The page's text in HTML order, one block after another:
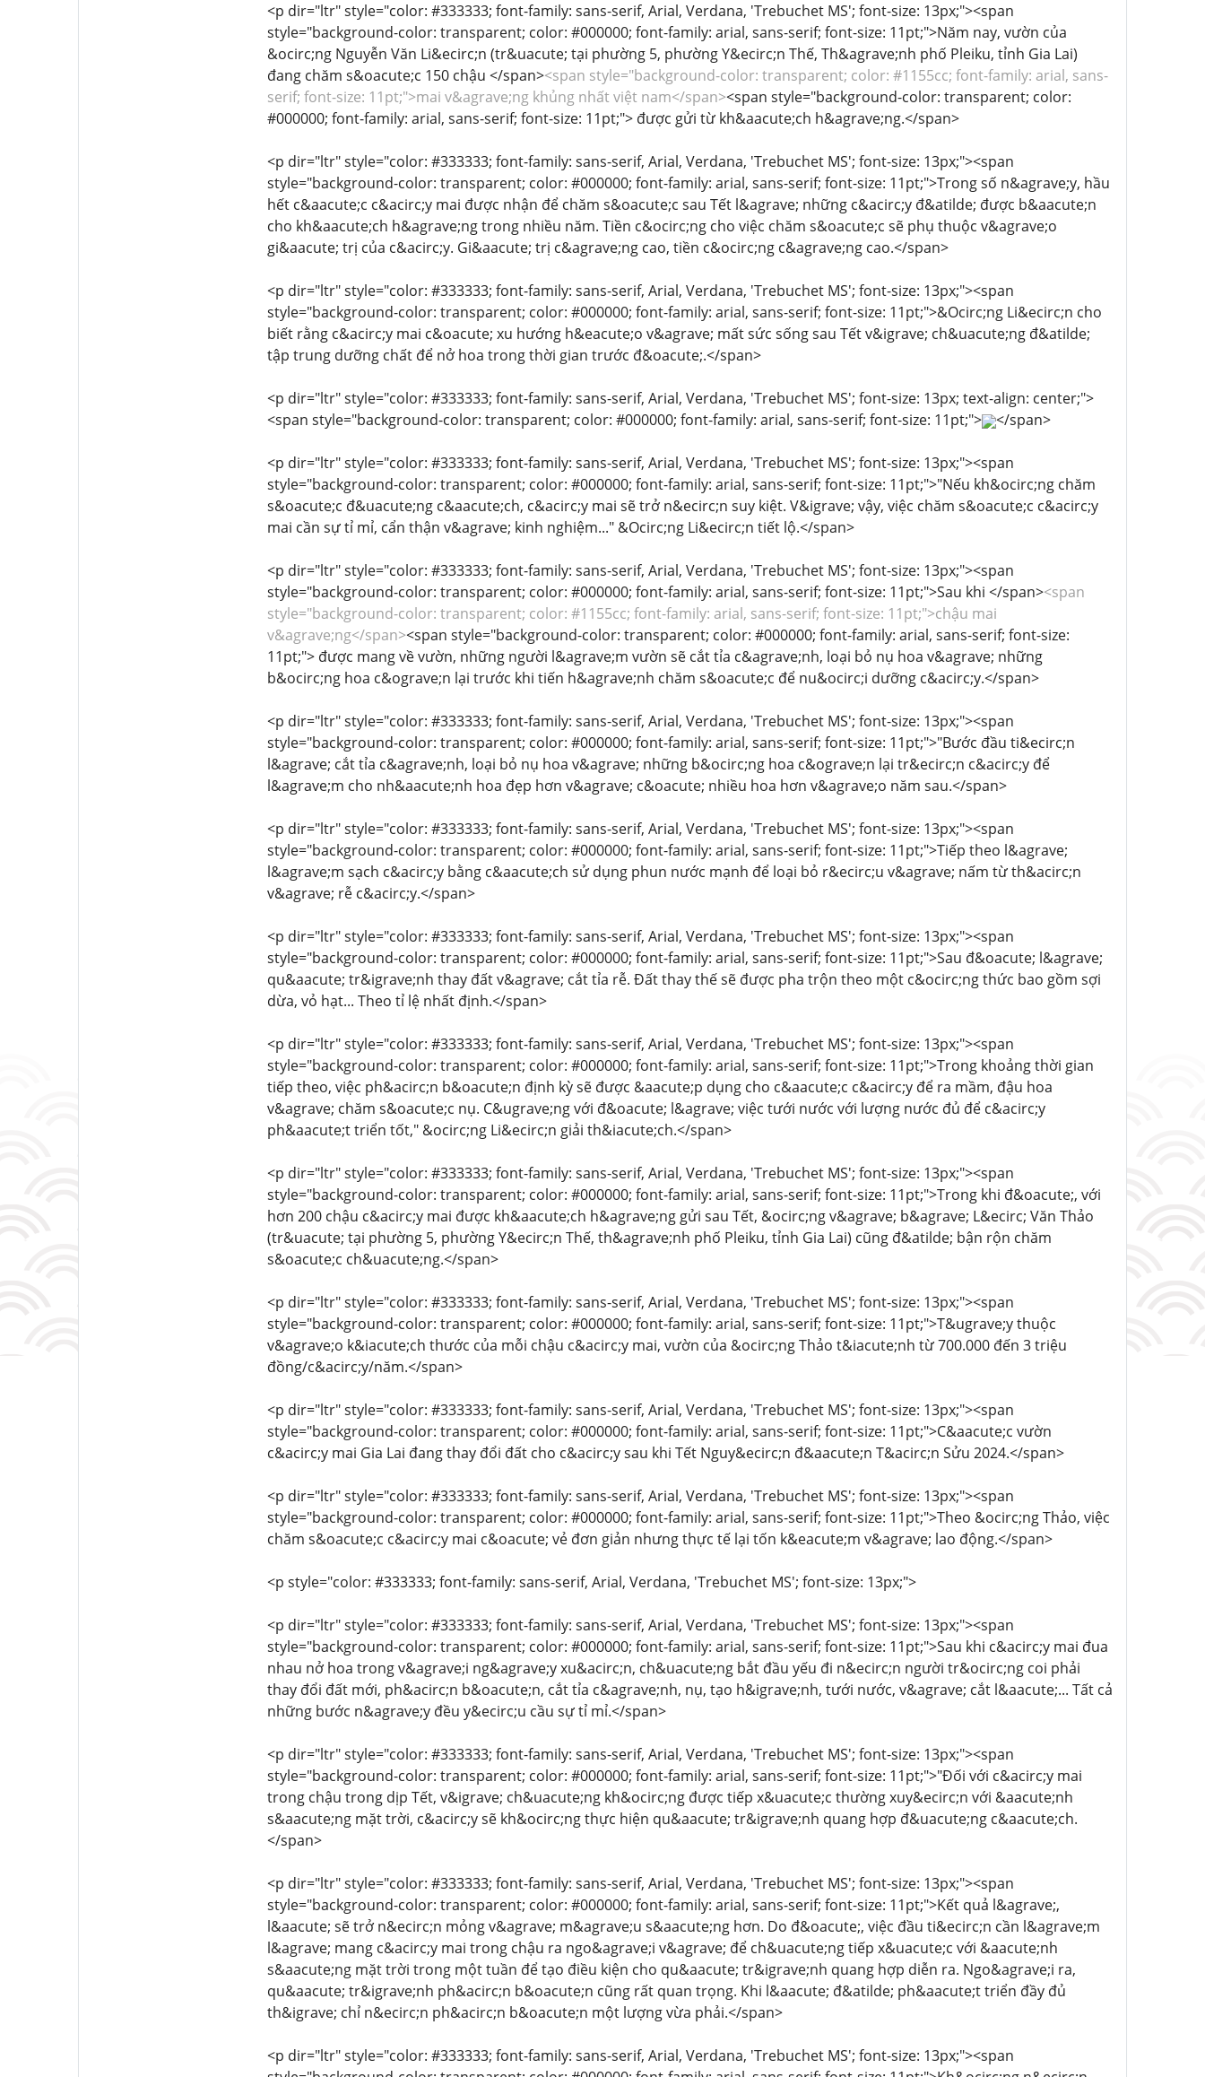
<p dir="ltr" style="color: #333333; font-family: sans-serif, Arial, Verdana, 'Trebuchet MS'; font-size: 13px;"><span
style="background-color: transparent; color: #000000; font-family: arial, sans-serif; font-size: 11pt;">Năm nay, vườn của
&ocirc;ng Nguyễn Văn Li&ecirc;n (tr&uacute; tại phường 5, phường Y&ecirc;n Thế, Th&agrave;nh phố Pleiku, tỉnh Gia Lai)
đang chăm s&oacute;c 150 chậu </span><span style="background-color: transparent; color: #1155cc; font-family: arial, sans-
serif; font-size: 11pt;">mai v&agrave;ng khủng nhất việt nam</span><span style="background-color: transparent; color:
#000000; font-family: arial, sans-serif; font-size: 11pt;"> được gửi từ kh&aacute;ch h&agrave;ng.</span>
<p dir="ltr" style="color: #333333; font-family: sans-serif, Arial, Verdana, 'Trebuchet MS'; font-size: 13px;"><span
style="background-color: transparent; color: #000000; font-family: arial, sans-serif; font-size: 11pt;">Trong số n&agrave;y, hầu
hết c&aacute;c c&acirc;y mai được nhận để chăm s&oacute;c sau Tết l&agrave; những c&acirc;y đ&atilde; được b&aacute;n
cho kh&aacute;ch h&agrave;ng trong nhiều năm. Tiền c&ocirc;ng cho việc chăm s&oacute;c sẽ phụ thuộc v&agrave;o
gi&aacute; trị của c&acirc;y. Gi&aacute; trị c&agrave;ng cao, tiền c&ocirc;ng c&agrave;ng cao.</span>
<p dir="ltr" style="color: #333333; font-family: sans-serif, Arial, Verdana, 'Trebuchet MS'; font-size: 13px;"><span
style="background-color: transparent; color: #000000; font-family: arial, sans-serif; font-size: 11pt;">&Ocirc;ng Li&ecirc;n cho
biết rằng c&acirc;y mai c&oacute; xu hướng h&eacute;o v&agrave; mất sức sống sau Tết v&igrave; ch&uacute;ng đ&atilde;
tập trung dưỡng chất để nở hoa trong thời gian trước đ&oacute;.</span>
<p dir="ltr" style="color: #333333; font-family: sans-serif, Arial, Verdana, 'Trebuchet MS'; font-size: 13px; text-align: center;">
<span style="background-color: transparent; color: #000000; font-family: arial, sans-serif; font-size: 11pt;">
</span>
<p dir="ltr" style="color: #333333; font-family: sans-serif, Arial, Verdana, 'Trebuchet MS'; font-size: 13px;"><span
style="background-color: transparent; color: #000000; font-family: arial, sans-serif; font-size: 11pt;">"Nếu kh&ocirc;ng chăm
s&oacute;c đ&uacute;ng c&aacute;ch, c&acirc;y mai sẽ trở n&ecirc;n suy kiệt. V&igrave; vậy, việc chăm s&oacute;c c&acirc;y
mai cần sự tỉ mỉ, cẩn thận v&agrave; kinh nghiệm..." &Ocirc;ng Li&ecirc;n tiết lộ.</span>
<p dir="ltr" style="color: #333333; font-family: sans-serif, Arial, Verdana, 'Trebuchet MS'; font-size: 13px;"><span
style="background-color: transparent; color: #000000; font-family: arial, sans-serif; font-size: 11pt;">Sau khi </span><span
style="background-color: transparent; color: #1155cc; font-family: arial, sans-serif; font-size: 11pt;">chậu mai
v&agrave;ng</span><span style="background-color: transparent; color: #000000; font-family: arial, sans-serif; font-size:
11pt;"> được mang về vườn, những người l&agrave;m vườn sẽ cắt tỉa c&agrave;nh, loại bỏ nụ hoa v&agrave; những
b&ocirc;ng hoa c&ograve;n lại trước khi tiến h&agrave;nh chăm s&oacute;c để nu&ocirc;i dưỡng c&acirc;y.</span>
<p dir="ltr" style="color: #333333; font-family: sans-serif, Arial, Verdana, 'Trebuchet MS'; font-size: 13px;"><span
style="background-color: transparent; color: #000000; font-family: arial, sans-serif; font-size: 11pt;">"Bước đầu ti&ecirc;n
l&agrave; cắt tỉa c&agrave;nh, loại bỏ nụ hoa v&agrave; những b&ocirc;ng hoa c&ograve;n lại tr&ecirc;n c&acirc;y để
l&agrave;m cho nh&aacute;nh hoa đẹp hơn v&agrave; c&oacute; nhiều hoa hơn v&agrave;o năm sau.</span>
<p dir="ltr" style="color: #333333; font-family: sans-serif, Arial, Verdana, 'Trebuchet MS'; font-size: 13px;"><span
style="background-color: transparent; color: #000000; font-family: arial, sans-serif; font-size: 11pt;">Tiếp theo l&agrave;
l&agrave;m sạch c&acirc;y bằng c&aacute;ch sử dụng phun nước mạnh để loại bỏ r&ecirc;u v&agrave; nấm từ th&acirc;n
v&agrave; rễ c&acirc;y.</span>
<p dir="ltr" style="color: #333333; font-family: sans-serif, Arial, Verdana, 'Trebuchet MS'; font-size: 13px;"><span
style="background-color: transparent; color: #000000; font-family: arial, sans-serif; font-size: 11pt;">Sau đ&oacute; l&agrave;
qu&aacute; tr&igrave;nh thay đất v&agrave; cắt tỉa rễ. Đất thay thế sẽ được pha trộn theo một c&ocirc;ng thức bao gồm sợi
dừa, vỏ hạt... Theo tỉ lệ nhất định.</span>
<p dir="ltr" style="color: #333333; font-family: sans-serif, Arial, Verdana, 'Trebuchet MS'; font-size: 13px;"><span
style="background-color: transparent; color: #000000; font-family: arial, sans-serif; font-size: 11pt;">Trong khoảng thời gian
tiếp theo, việc ph&acirc;n b&oacute;n định kỳ sẽ được &aacute;p dụng cho c&aacute;c c&acirc;y để ra mầm, đậu hoa
v&agrave; chăm s&oacute;c nụ. C&ugrave;ng với đ&oacute; l&agrave; việc tưới nước với lượng nước đủ để c&acirc;y
ph&aacute;t triển tốt," &ocirc;ng Li&ecirc;n giải th&iacute;ch.</span>
<p dir="ltr" style="color: #333333; font-family: sans-serif, Arial, Verdana, 'Trebuchet MS'; font-size: 13px;"><span
style="background-color: transparent; color: #000000; font-family: arial, sans-serif; font-size: 11pt;">Trong khi đ&oacute;, với
hơn 200 chậu c&acirc;y mai được kh&aacute;ch h&agrave;ng gửi sau Tết, &ocirc;ng v&agrave; b&agrave; L&ecirc; Văn Thảo
(tr&uacute; tại phường 5, phường Y&ecirc;n Thế, th&agrave;nh phố Pleiku, tỉnh Gia Lai) cũng đ&atilde; bận rộn chăm
s&oacute;c ch&uacute;ng.</span>
<p dir="ltr" style="color: #333333; font-family: sans-serif, Arial, Verdana, 'Trebuchet MS'; font-size: 13px;"><span
style="background-color: transparent; color: #000000; font-family: arial, sans-serif; font-size: 11pt;">T&ugrave;y thuộc
v&agrave;o k&iacute;ch thước của mỗi chậu c&acirc;y mai, vườn của &ocirc;ng Thảo t&iacute;nh từ 700.000 đến 3 triệu
đồng/c&acirc;y/năm.</span>
<p dir="ltr" style="color: #333333; font-family: sans-serif, Arial, Verdana, 'Trebuchet MS'; font-size: 13px;"><span
style="background-color: transparent; color: #000000; font-family: arial, sans-serif; font-size: 11pt;">C&aacute;c vườn
c&acirc;y mai Gia Lai đang thay đổi đất cho c&acirc;y sau khi Tết Nguy&ecirc;n đ&aacute;n T&acirc;n Sửu 2024.</span>
<p dir="ltr" style="color: #333333; font-family: sans-serif, Arial, Verdana, 'Trebuchet MS'; font-size: 13px;"><span
style="background-color: transparent; color: #000000; font-family: arial, sans-serif; font-size: 11pt;">Theo &ocirc;ng Thảo, việc
chăm s&oacute;c c&acirc;y mai c&oacute; vẻ đơn giản nhưng thực tế lại tốn k&eacute;m v&agrave; lao động.</span>
<p style="color: #333333; font-family: sans-serif, Arial, Verdana, 'Trebuchet MS'; font-size: 13px;">
<p dir="ltr" style="color: #333333; font-family: sans-serif, Arial, Verdana, 'Trebuchet MS'; font-size: 13px;"><span
style="background-color: transparent; color: #000000; font-family: arial, sans-serif; font-size: 11pt;">Sau khi c&acirc;y mai đua
nhau nở hoa trong v&agrave;i ng&agrave;y xu&acirc;n, ch&uacute;ng bắt đầu yếu đi n&ecirc;n người tr&ocirc;ng coi phải
thay đổi đất mới, ph&acirc;n b&oacute;n, cắt tỉa c&agrave;nh, nụ, tạo h&igrave;nh, tưới nước, v&agrave; cắt l&aacute;... Tất cả
những bước n&agrave;y đều y&ecirc;u cầu sự tỉ mỉ.</span>
<p dir="ltr" style="color: #333333; font-family: sans-serif, Arial, Verdana, 'Trebuchet MS'; font-size: 13px;"><span
style="background-color: transparent; color: #000000; font-family: arial, sans-serif; font-size: 11pt;">"Đối với c&acirc;y mai
trong chậu trong dịp Tết, v&igrave; ch&uacute;ng kh&ocirc;ng được tiếp x&uacute;c thường xuy&ecirc;n với &aacute;nh
s&aacute;ng mặt trời, c&acirc;y sẽ kh&ocirc;ng thực hiện qu&aacute; tr&igrave;nh quang hợp đ&uacute;ng c&aacute;ch.
</span>
<p dir="ltr" style="color: #333333; font-family: sans-serif, Arial, Verdana, 'Trebuchet MS'; font-size: 13px;"><span
style="background-color: transparent; color: #000000; font-family: arial, sans-serif; font-size: 11pt;">Kết quả l&agrave;,
l&aacute; sẽ trở n&ecirc;n mỏng v&agrave; m&agrave;u s&aacute;ng hơn. Do đ&oacute;, việc đầu ti&ecirc;n cần l&agrave;m
l&agrave; mang c&acirc;y mai trong chậu ra ngo&agrave;i v&agrave; để ch&uacute;ng tiếp x&uacute;c với &aacute;nh
s&aacute;ng mặt trời trong một tuần để tạo điều kiện cho qu&aacute; tr&igrave;nh quang hợp diễn ra. Ngo&agrave;i ra,
qu&aacute; tr&igrave;nh ph&acirc;n b&oacute;n cũng rất quan trọng. Khi l&aacute; đ&atilde; ph&aacute;t triển đầy đủ
th&igrave; chỉ n&ecirc;n ph&acirc;n b&oacute;n một lượng vừa phải.</span>
<p dir="ltr" style="color: #333333; font-family: sans-serif, Arial, Verdana, 'Trebuchet MS'; font-size: 13px;"><span